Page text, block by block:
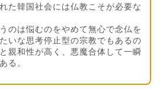
た韓国社会には仏教こそが必要な
のは悩むのをやめて無心で念仏を
いな思考停止型の宗教でもあるの
親和性が高く、悪魔合体して一瞬
る。